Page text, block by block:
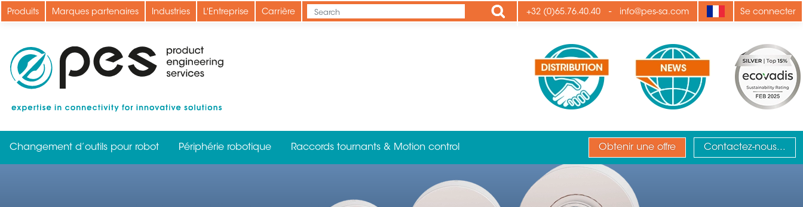
Aller
au
principal
Produits Marques partenaires Industries L'Entreprise Carrière Apply +32 (0)65.76.40.40 - info@pes-sa.com Se connecter
Changement d’outils pour robot Périphérie robotique Raccords tournants & Motion control Obtenir une offre Contactez-nous...